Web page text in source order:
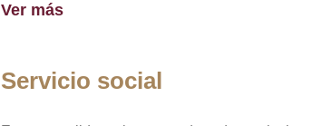
Ver más
Servicio social